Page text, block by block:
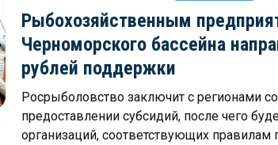
Рыбохозяйственным
Черноморского бассейна
рублей поддержки
Росрыболовство заключит с регионами
предоставлении субсидий, после чего
организаций, соответствующих правилам